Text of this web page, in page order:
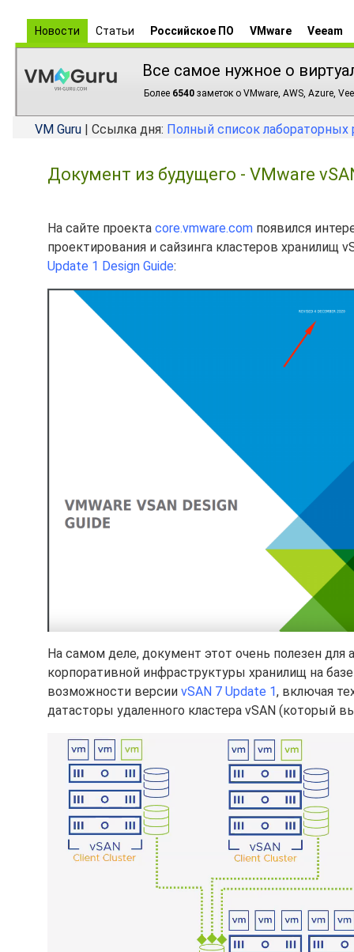
Новости Статьи Российское ПО VMware Veeam
Все самое нужное о
Более 6540 заметок о VMware, AWS, Azure,
VM Guru | Ссылка дня: Полный список лабораторных
Документ из будущего - VMware
На сайте проекта core.vmware.com появился
проектирования и сайзинга кластеров хранилищ
Update 1 Design Guide:
На самом деле, документ этот очень полезен
корпоративной инфраструктуры хранилищ на
возможности версии vSAN 7 Update 1, включая
датасторы удаленного кластера vSAN (который